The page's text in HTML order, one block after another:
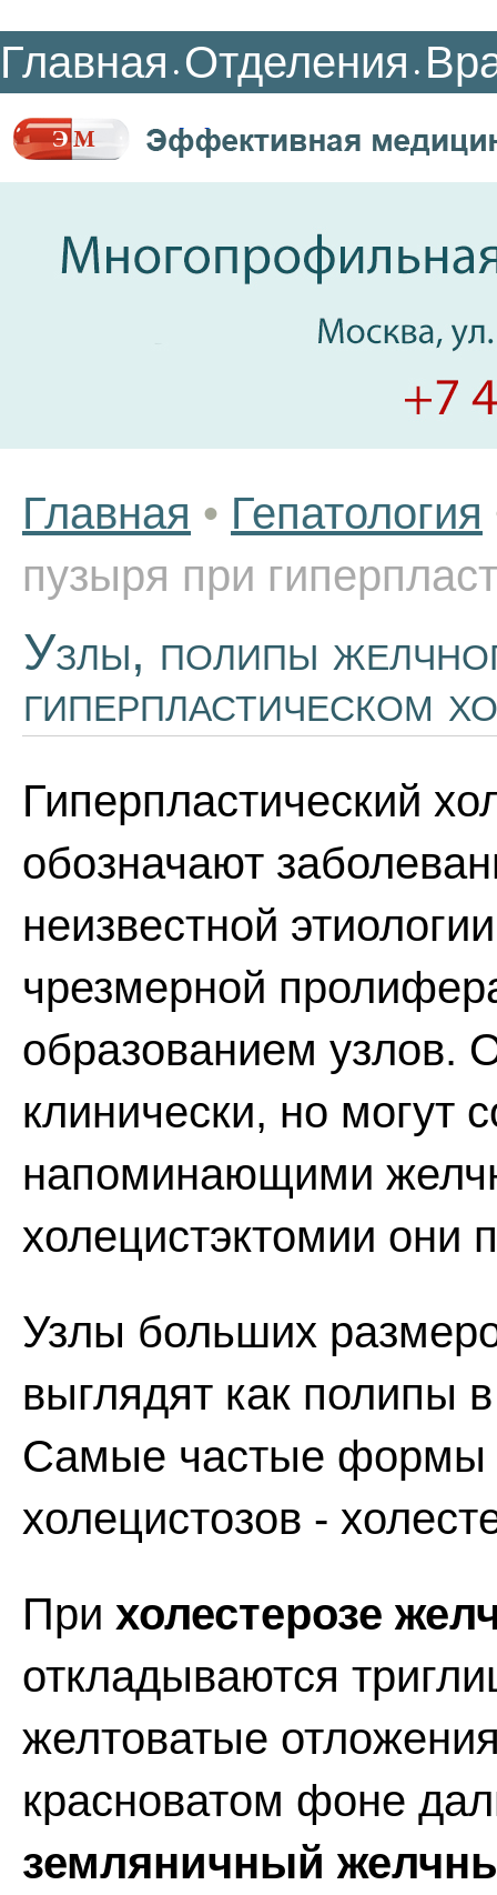
Главная • Отделения •
Главная • Гепатология
пузыря при
Узлы, полипы
гиперпластическом
Гиперпластический
обозначают
неизвестной
чрезмерной
образованием узлов.
клинически, но могут
напоминающими
холецистэктомии они
Узлы больших
выглядят как полипы
Самые частые формы
холецистозов -
При холестерозе
откладываются
желтоватые
красноватом фоне
земляничный